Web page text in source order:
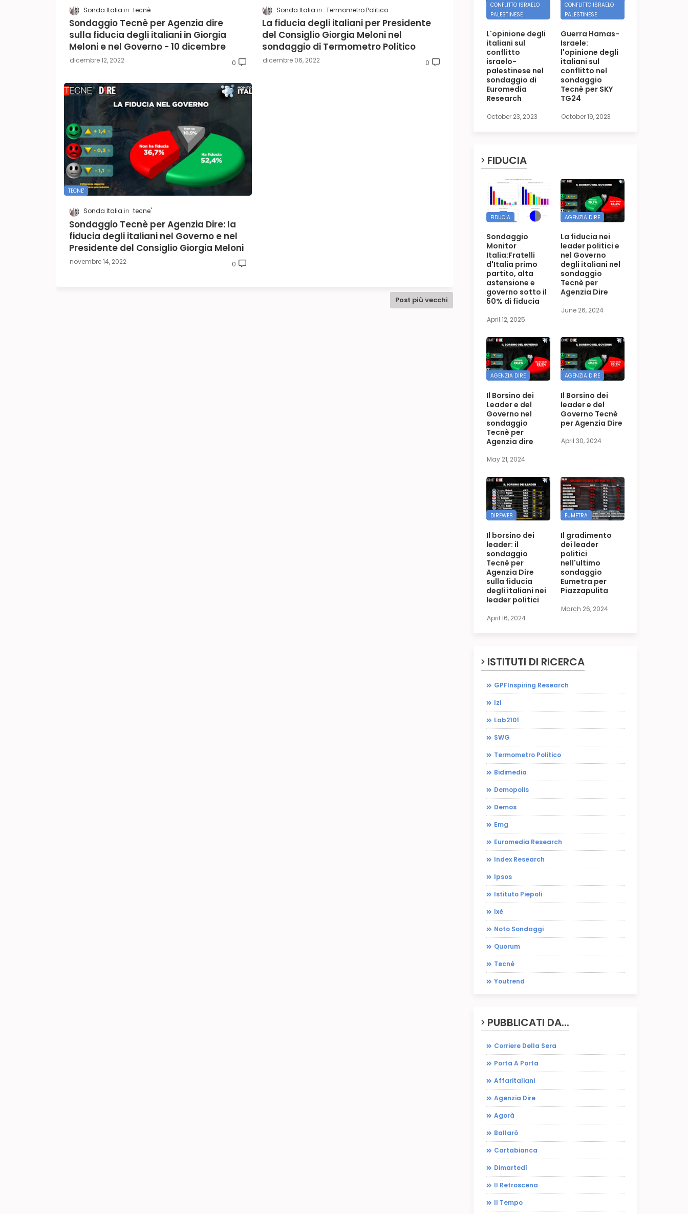
Sonda Italia tecnè
Sondaggio Tecnè per Agenzia dire
sulla fiducia degli italiani in Giorgia
Meloni e nel Governo - 10 dicembre
dicembre 12, 2022 0
Sonda Italia Termometro Politico
La fiducia degli italiani per Presidente
del Consiglio Giorgia Meloni nel
sondaggio di Termometro Politico
dicembre 06, 2022 0
TECNE'
Sonda Italia tecne'
Sondaggio Tecnè per Agenzia Dire: la
fiducia degli italiani nel Governo e nel
Presidente del Consiglio Giorgia Meloni
novembre 14, 2022 0
Post più vecchi
CONFLITTO ISRAELO
PALESTINESE
L'opinione degli
italiani sul
conflitto
israelo-
palestinese nel
sondaggio di
Euromedia
Research
October 23, 2023
CONFLITTO ISRAELO
PALESTINESE
Guerra Hamas-
Israele:
l'opinione degli
italiani sul
conflitto nel
sondaggio
Tecnè per SKY
TG24
October 19, 2023
FIDUCIA
FIDUCIA
Sondaggio
Monitor
Italia:Fratelli
d'Italia primo
partito, alta
astensione e
governo sotto il
50% di fiducia
April 12, 2025
AGENZIA DIRE
La fiducia nei
leader politici e
nel Governo
degli italiani nel
sondaggio
Tecnè per
Agenzia Dire
June 26, 2024
AGENZIA DIRE
Il Borsino dei
Leader e del
Governo nel
sondaggio
Tecnè per
Agenzia dire
May 21, 2024
AGENZIA DIRE
Il Borsino dei
leader e del
Governo Tecnè
per Agenzia Dire
April 30, 2024
DIREWEB
Il borsino dei
leader: il
sondaggio
Tecnè per
Agenzia Dire
sulla fiducia
degli italiani nei
leader politici
April 16, 2024
EUMETRA
Il gradimento
dei leader
politici
nell'ultimo
sondaggio
Eumetra per
Piazzapulita
March 26, 2024
ISTITUTI DI RICERCA
GPFInspiring Research
Izi
Lab2101
SWG
Termometro Politico
Bidimedia
Demopolis
Demos
Emg
Euromedia Research
Index Research
Ipsos
Istituto Piepoli
Ixè
Noto Sondaggi
Quorum
Tecnè
Youtrend
PUBBLICATI DA...
Corriere Della Sera
Porta A Porta
Affaritaliani
Agenzia Dire
Agorà
Ballarò
Cartabianca
Dimartedì
Il Retroscena
Il Tempo